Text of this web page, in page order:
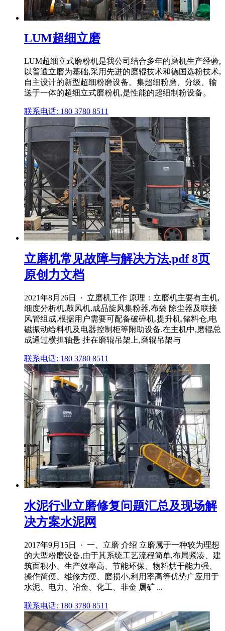
LUM超细立磨
LUM超细立式磨粉机是我公司结合多年的磨机生产经验,
以普通立磨为基础,采用先进的磨辊技术和德国选粉技术,
自主设计的新型超细粉磨设备。集超细粉磨、分级、输
送于一体的超细立式磨粉机,是性能的超细制粉设备。
联系电话: 180 3780 8511
立磨机常见故障与解决方法.pdf 8页
原创力文档
2021年8月26日 · 立磨机工作 原理：立磨机主要有主机,
细度分析机,鼓风机,成品旋风集粉器,布袋 除尘器及联接
风管组成.根据用户需要可配备破碎机.提升机,储料仓,电
磁振动给料机及电器控制柜等附助设备.在主机中,磨辊总
成通过横担轴悬 挂在磨辊吊架上,磨辊吊架与
联系电话: 180 3780 8511
水泥行业立磨修复问题汇总及现场解
决方案水泥网
2017年9月15日 · 一、立磨 介绍 立磨属于一种较为理想
的大型粉磨设备,由于其系统工艺流程简单,布局紧凑、建
筑面积小、生产效率高、节能环保、物料烘干能力强、
操作简便、维修方便、磨损小,利用率高等优势广应用于
水泥、电力、冶金、化工、非金 属矿 ...
联系电话: 180 3780 8511